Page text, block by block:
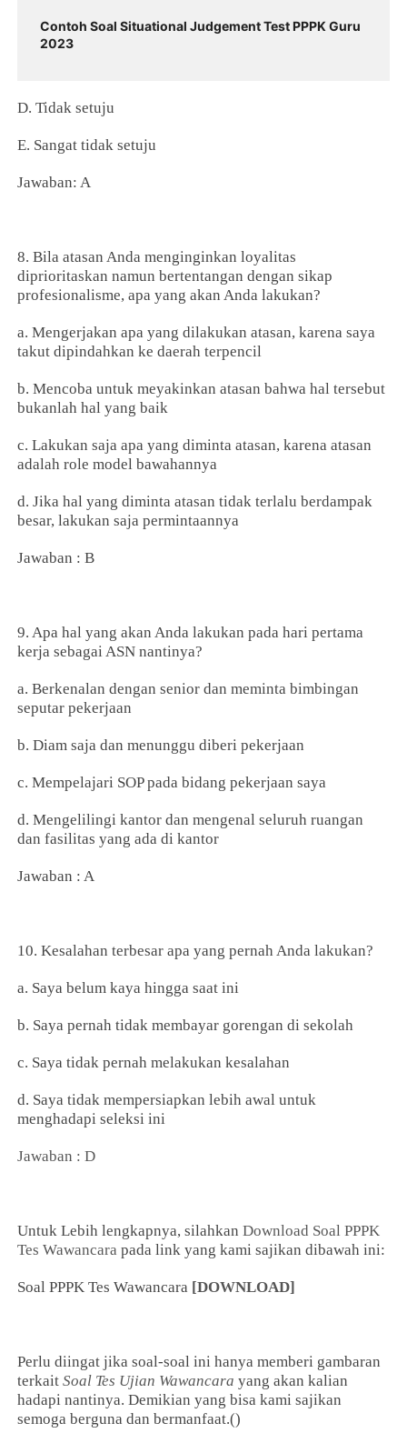
Contoh Soal Situational Judgement Test PPPK Guru
2023
D. Tidak setuju
E. Sangat tidak setuju
Jawaban: A
8. Bila atasan Anda menginginkan loyalitas
diprioritaskan namun bertentangan dengan sikap
profesionalisme, apa yang akan Anda lakukan?
a. Mengerjakan apa yang dilakukan atasan, karena saya
takut dipindahkan ke daerah terpencil
b. Mencoba untuk meyakinkan atasan bahwa hal tersebut
bukanlah hal yang baik
c. Lakukan saja apa yang diminta atasan, karena atasan
adalah role model bawahannya
d. Jika hal yang diminta atasan tidak terlalu berdampak
besar, lakukan saja permintaannya
Jawaban : B
9. Apa hal yang akan Anda lakukan pada hari pertama
kerja sebagai ASN nantinya?
a. Berkenalan dengan senior dan meminta bimbingan
seputar pekerjaan
b. Diam saja dan menunggu diberi pekerjaan
c. Mempelajari SOP pada bidang pekerjaan saya
d. Mengelilingi kantor dan mengenal seluruh ruangan
dan fasilitas yang ada di kantor
Jawaban : A
10. Kesalahan terbesar apa yang pernah Anda lakukan?
a. Saya belum kaya hingga saat ini
b. Saya pernah tidak membayar gorengan di sekolah
c. Saya tidak pernah melakukan kesalahan
d. Saya tidak mempersiapkan lebih awal untuk
menghadapi seleksi ini
Jawaban : D
Untuk Lebih lengkapnya, silahkan Download Soal PPPK
Tes Wawancara pada link yang kami sajikan dibawah ini:
Soal PPPK Tes Wawancara [DOWNLOAD]
Perlu diingat jika soal-soal ini hanya memberi gambaran
terkaitSoal Tes Ujian Wawancara yang akan kalian
hadapi nantinya. Demikian yang bisa kami sajikan
semoga berguna dan bermanfaat.()